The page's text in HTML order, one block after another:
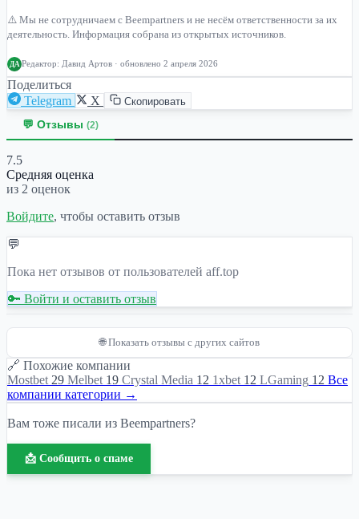
⚠️ Мы не сотрудничаем с Beempartners и не несём ответственности за их
деятельность. Информация собрана из открытых источников.
ДА Редактор: Давид Артов · обновлено 2 апреля 2026
Поделиться
Telegram
X Скопировать
💬 Отзывы (2)
7.5
Средняя оценка
из 2 оценок
Войдите, чтобы оставить отзыв
💬
Пока нет отзывов от пользователей aff.top
🔑 Войти и оставить отзыв
🌐 Показать отзывы с других сайтов
🔗 Похожие компании
Mostbet 29 Melbet 19 Crystal Media 12 1xbet 12 LGaming 12 Все
компании категории →
Вам тоже писали из Beempartners?
📩 Сообщить о спаме